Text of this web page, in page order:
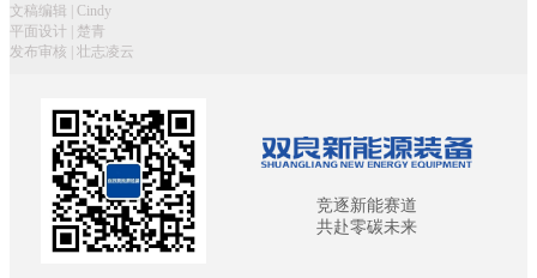
文稿编辑 | Cindy
平面设计 | 楚青
发布审核 | 壮志凌云
竞逐新能赛道
共赴零碳未来